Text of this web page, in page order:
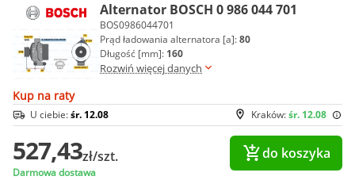
Alternator BOSCH 0 986 044 701
BOS0986044701
Prąd ładowania alternatora [a]:80
Długość [mm]: 160
Rozwiń więcej danych
Kup na raty
Kraków:śr. 12.08
U ciebie:śr. 12.08
527,43zł/szt.
Darmowa dostawa
do koszyka